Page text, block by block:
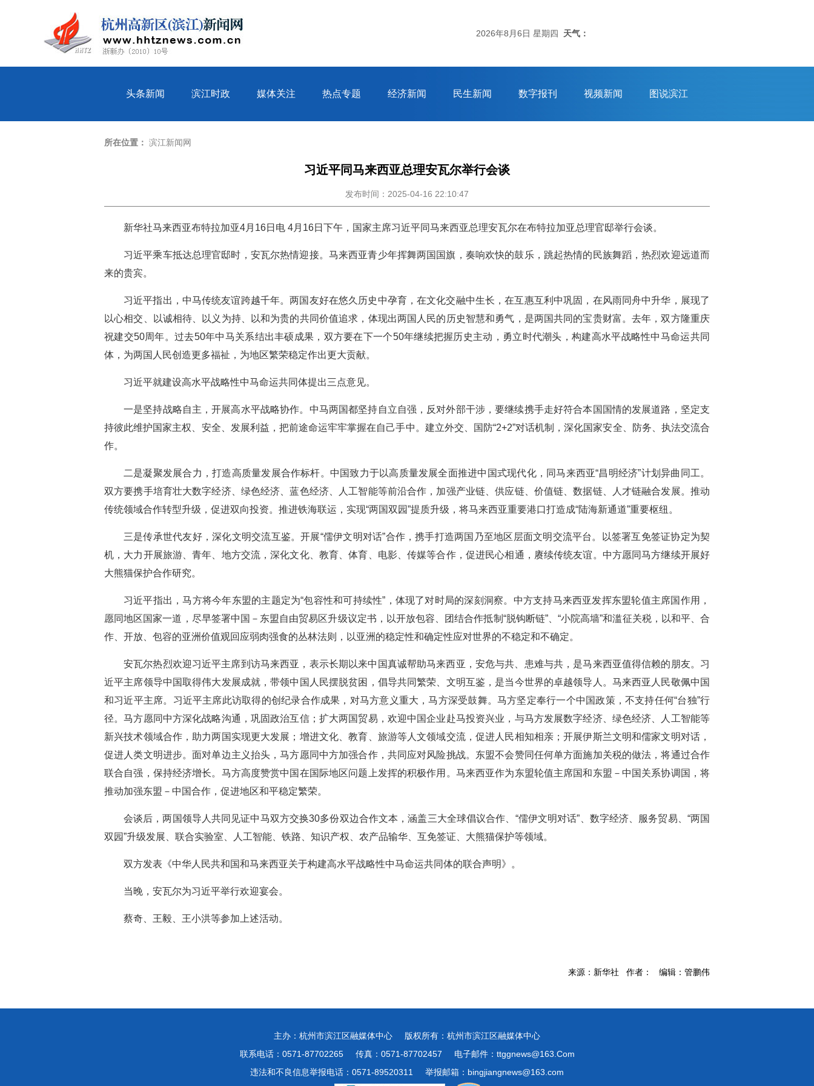
2026年8月6日 星期四 天气：
头条新闻 滨江时政 媒体关注 热点专题 经济新闻 民生新闻 数字报刊 视频新闻 图说滨江
所在位置： 滨江新闻网
习近平同马来西亚总理安瓦尔举行会谈
发布时间：2025-04-16 22:10:47
新华社马来西亚布特拉加亚4月16日电 4月16日下午，国家主席习近平同马来西亚总理安瓦尔在布特拉加亚总理官邸举行会谈。
习近平乘车抵达总理官邸时，安瓦尔热情迎接。马来西亚青少年挥舞两国国旗，奏响欢快的鼓乐，跳起热情的民族舞蹈，热烈欢迎远道而
来的贵宾。
习近平指出，中马传统友谊跨越千年。两国友好在悠久历史中孕育，在文化交融中生长，在互惠互利中巩固，在风雨同舟中升华，展现了
以心相交、以诚相待、以义为持、以和为贵的共同价值追求，体现出两国人民的历史智慧和勇气，是两国共同的宝贵财富。去年，双方隆重庆
祝建交50周年。过去50年中马关系结出丰硕成果，双方要在下一个50年继续把握历史主动，勇立时代潮头，构建高水平战略性中马命运共同
体，为两国人民创造更多福祉，为地区繁荣稳定作出更大贡献。
习近平就建设高水平战略性中马命运共同体提出三点意见。
一是坚持战略自主，开展高水平战略协作。中马两国都坚持自立自强，反对外部干涉，要继续携手走好符合本国国情的发展道路，坚定支
持彼此维护国家主权、安全、发展利益，把前途命运牢牢掌握在自己手中。建立外交、国防“2+2”对话机制，深化国家安全、防务、执法交流合
作。
二是凝聚发展合力，打造高质量发展合作标杆。中国致力于以高质量发展全面推进中国式现代化，同马来西亚“昌明经济”计划异曲同工。
双方要携手培育壮大数字经济、绿色经济、蓝色经济、人工智能等前沿合作，加强产业链、供应链、价值链、数据链、人才链融合发展。推动
传统领域合作转型升级，促进双向投资。推进铁海联运，实现“两国双园”提质升级，将马来西亚重要港口打造成“陆海新通道”重要枢纽。
三是传承世代友好，深化文明交流互鉴。开展“儒伊文明对话”合作，携手打造两国乃至地区层面文明交流平台。以签署互免签证协定为契
机，大力开展旅游、青年、地方交流，深化文化、教育、体育、电影、传媒等合作，促进民心相通，赓续传统友谊。中方愿同马方继续开展好
大熊猫保护合作研究。
习近平指出，马方将今年东盟的主题定为“包容性和可持续性”，体现了对时局的深刻洞察。中方支持马来西亚发挥东盟轮值主席国作用，
愿同地区国家一道，尽早签署中国－东盟自由贸易区升级议定书，以开放包容、团结合作抵制“脱钩断链”、“小院高墙”和滥征关税，以和平、合
作、开放、包容的亚洲价值观回应弱肉强食的丛林法则，以亚洲的稳定性和确定性应对世界的不稳定和不确定。
安瓦尔热烈欢迎习近平主席到访马来西亚，表示长期以来中国真诚帮助马来西亚，安危与共、患难与共，是马来西亚值得信赖的朋友。习
近平主席领导中国取得伟大发展成就，带领中国人民摆脱贫困，倡导共同繁荣、文明互鉴，是当今世界的卓越领导人。马来西亚人民敬佩中国
和习近平主席。习近平主席此访取得的创纪录合作成果，对马方意义重大，马方深受鼓舞。马方坚定奉行一个中国政策，不支持任何“台独”行
径。马方愿同中方深化战略沟通，巩固政治互信；扩大两国贸易，欢迎中国企业赴马投资兴业，与马方发展数字经济、绿色经济、人工智能等
新兴技术领域合作，助力两国实现更大发展；增进文化、教育、旅游等人文领域交流，促进人民相知相亲；开展伊斯兰文明和儒家文明对话，
促进人类文明进步。面对单边主义抬头，马方愿同中方加强合作，共同应对风险挑战。东盟不会赞同任何单方面施加关税的做法，将通过合作
联合自强，保持经济增长。马方高度赞赏中国在国际地区问题上发挥的积极作用。马来西亚作为东盟轮值主席国和东盟－中国关系协调国，将
推动加强东盟－中国合作，促进地区和平稳定繁荣。
会谈后，两国领导人共同见证中马双方交换30多份双边合作文本，涵盖三大全球倡议合作、“儒伊文明对话”、数字经济、服务贸易、“两国
双园”升级发展、联合实验室、人工智能、铁路、知识产权、农产品输华、互免签证、大熊猫保护等领域。
双方发表《中华人民共和国和马来西亚关于构建高水平战略性中马命运共同体的联合声明》。
当晚，安瓦尔为习近平举行欢迎宴会。
蔡奇、王毅、王小洪等参加上述活动。
来源：新华社 作者： 编辑：管鹏伟
主办：杭州市滨江区融媒体中心
版权所有：杭州市滨江区融媒体中心
联系电话：0571-87702265
传真：0571-87702457
电子邮件：ttggnews@163.Com
违法和不良信息举报电话：0571-89520311
举报邮箱：bingjiangnews@163.com